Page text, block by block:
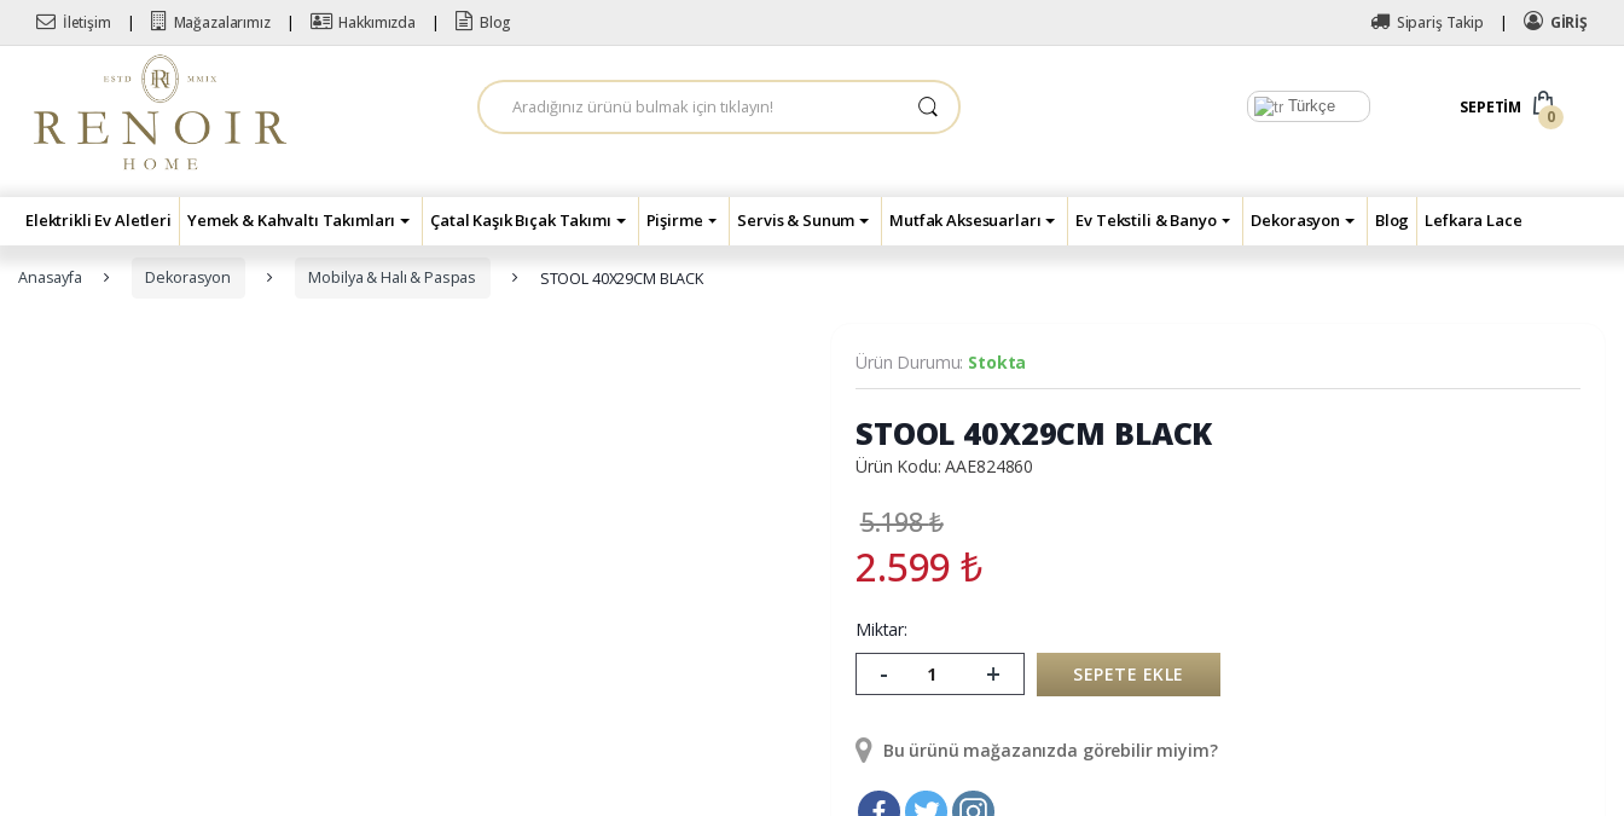
Skip to navigation
Skip to content
İletişim Mağazalarımız Hakkımızda Blog Sipariş Takip GİRİŞ
Türkçe
A
r
a
SEPETIM
0
Elektrikli Ev Aletleri Yemek & Kahvaltı Takımları Çatal Kaşık Bıçak Takımı Pişirme Servis & Sunum Mutfak Aksesuarları Ev Tekstili & Banyo Dekorasyon Blog Lefkara Lace
Anasayfa Dekorasyon Mobilya & Halı & Paspas STOOL 40X29CM BLACK
Ürün Durumu: Stokta
STOOL 40X29CM BLACK
Ürün Kodu: AAE824860
5.198₺
2.599₺
Miktar:
- + SEPETE EKLE
Bu ürünü mağazanızda görebilir miyim?